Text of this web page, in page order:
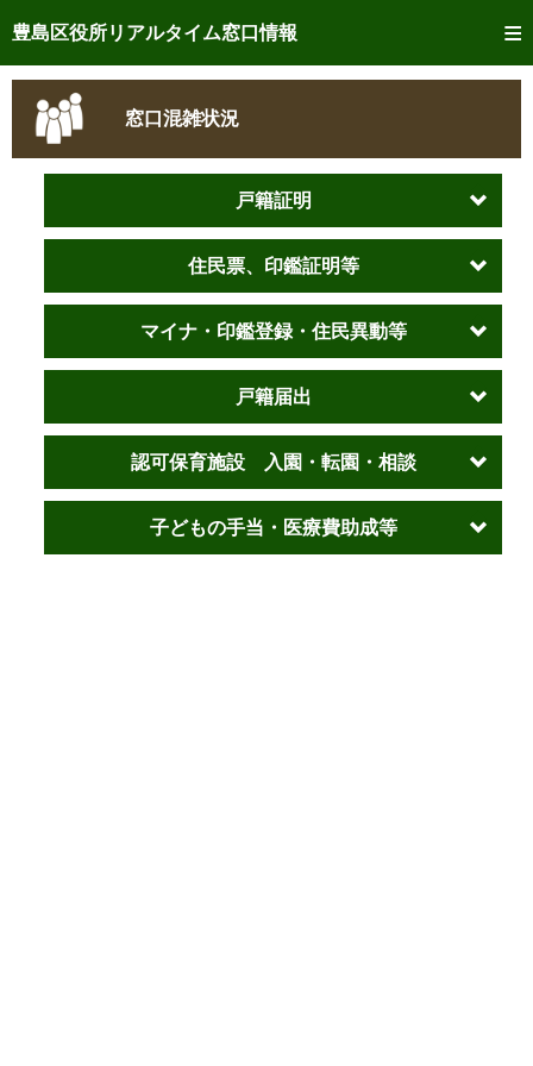
豊島区役所リアルタイム窓口情報
トップページへ
ご利用方法
事前予約
リアルタイム窓口混雑状況
リアルタイム交付状況確認
窓口混雑状況
戸籍証明
住民票、印鑑証明等
マイナ・印鑑登録・住民異動等
戸籍届出
認可保育施設 入園・転園・相談
子どもの手当・医療費助成等